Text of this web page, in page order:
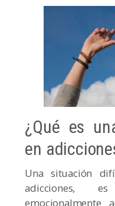
¿Qué es
en
Una situación
adicciones,
emocionalmente